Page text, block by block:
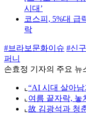
시대’
코스피, 5%대 급
락
#브라보문화이슈 #신구
퍼니
손효정 기자의 주요 뉴
⌞ “AI 시대 살아
⌞ 여름 끝자락, 놓
⌞ 故 김광석과 청